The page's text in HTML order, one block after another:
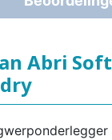
Abri Soft